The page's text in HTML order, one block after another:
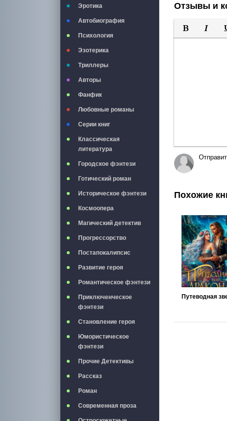
Эротика
Автобиография
Психология
Эзотерика
Триллеры
Авторы
Фанфик
Любовные романы
Серии книг
Классическая
литература
Городское фэнтези
Готический роман
Историческое фэнтези
Космоопера
Магический детектив
Прогрессорство
Постапокалипсис
Развитие героя
Романтическое фэнтези
Приключенческое
фэнтези
Становление героя
Юмористическое
фэнтези
Прочие Детективы
Рассказ
Роман
Современная проза
Отзывы и
Полужирный
Курсив
Похожие